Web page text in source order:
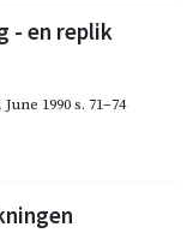
- en replik
, June 1990s. 71–74